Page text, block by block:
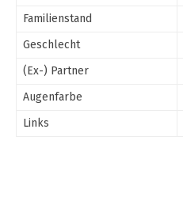
Familienstand
Geschlecht
(Ex-) Partner
Augenfarbe
Links